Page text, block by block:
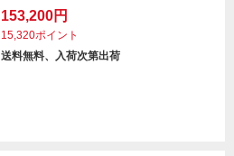
153,200円
15,320ポイント
送料無料、入荷次第出荷